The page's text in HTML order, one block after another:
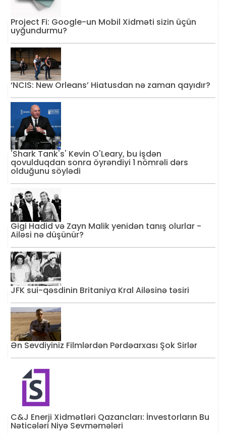
Project Fi: Google-un Mobil Xidməti sizin üçün
uyğundurmu?
‘NCIS: New Orleans’ Hiatusdan nə zaman qayıdır?
'Shark Tank's' Kevin O'Leary, bu işdən
qovulduqdan sonra öyrəndiyi 1 nömrəli dərs
olduğunu söylədi
Gigi Hadid və Zayn Malik yenidən tanış olurlar -
Ailəsi nə düşünür?
JFK sui-qəsdinin Britaniya Kral Ailəsinə təsiri
Ən Sevdiyiniz Filmlərdən Pərdəarxası Şok Sirlər
C&J Enerji Xidmətləri Qazancları: İnvestorların Bu
Nəticələri Niyə Sevməmələri